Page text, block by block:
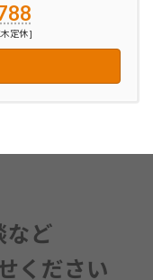
定休 ]
など
ください